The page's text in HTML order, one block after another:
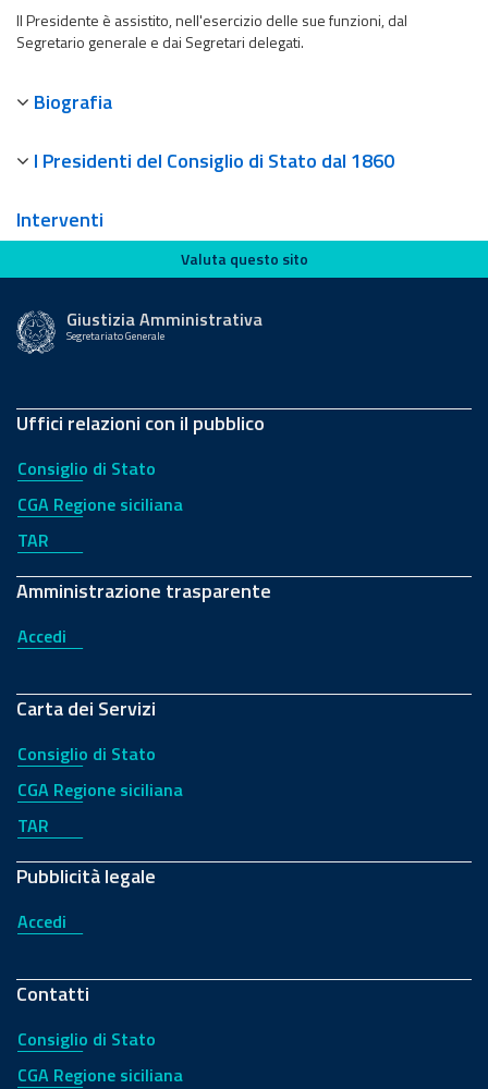
Il Presidente è assistito, nell'esercizio delle sue funzioni, dal
Segretario generale e dai Segretari delegati.
Biografia
I Presidenti del Consiglio di Stato dal 1860
Interventi
Valuta questo sito
Valuta questo sito
Giustizia Amministrativa
Segretariato Generale
Uffici relazioni con il pubblico
Consiglio di Stato
CGA Regione siciliana
TAR
Amministrazione trasparente
Accedi
Carta dei Servizi
Consiglio di Stato
CGA Regione siciliana
TAR
Pubblicità legale
Accedi
Contatti
Consiglio di Stato
CGA Regione siciliana